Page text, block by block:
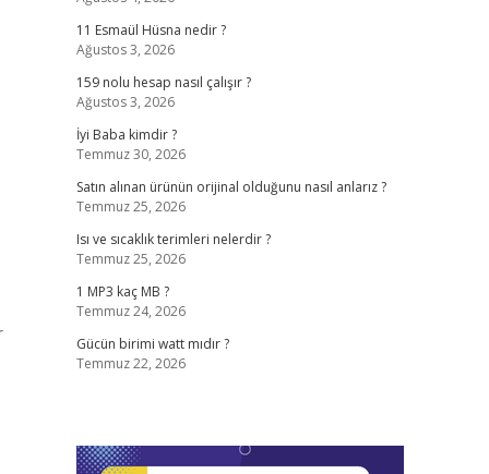
11 Esmaül Hüsna nedir ?
Ağustos 3, 2026
159 nolu hesap nasıl çalışır ?
Ağustos 3, 2026
İyi Baba kimdir ?
Temmuz 30, 2026
Satın alınan ürünün orijinal olduğunu nasıl anlarız ?
Temmuz 25, 2026
Isı ve sıcaklık terimleri nelerdir ?
Temmuz 25, 2026
1 MP3 kaç MB ?
Temmuz 24, 2026
Gücün birimi watt mıdır ?
Temmuz 22, 2026